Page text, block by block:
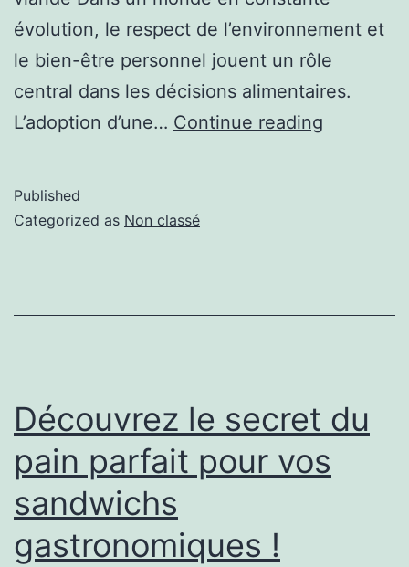
évolution, le respect de l’environnement et
le bien-être personnel jouent un rôle
central dans les décisions alimentaires.
L’adoption d’une… Continue reading
Published
Categorized as Non classé
Découvrez le secret du
pain parfait pour vos
sandwichs
gastronomiques !